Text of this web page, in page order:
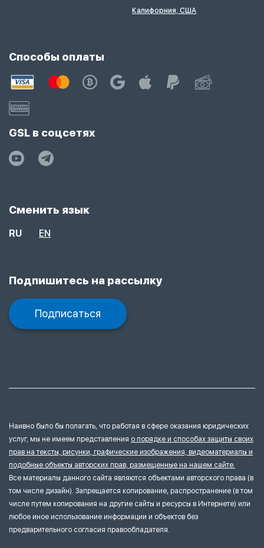
Калифорния, США
Способы оплаты
GSL в соцсетях
Сменить язык
RU EN
Подпишитесь на рассылку
Подписаться
Наивно было бы полагать, что работая в сфере оказания юридических
услуг, мы не имеем представления о порядке и способах защиты своих
прав на тексты, рисунки, графические изображения, видеоматериалы и
подобные объекты авторских прав, размещенные на нашем сайте.
Все материалы данного сайта являются объектами авторского права (в
том числе дизайн). Запрещается копирование, распространение (в том
числе путем копирования на другие сайты и ресурсы в Интернете) или
любое иное использование информации и объектов без
предварительного согласия правообладателя.